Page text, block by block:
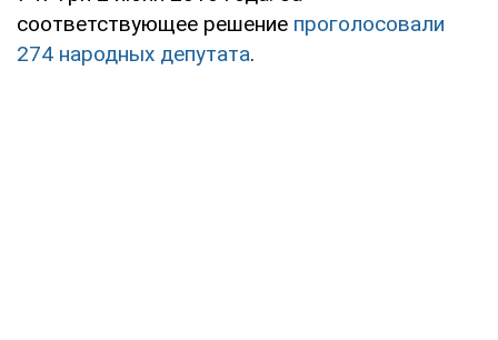
соответствующее решение проголосовали
274 народных депутата.